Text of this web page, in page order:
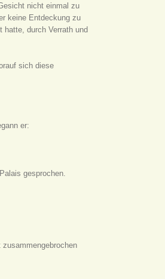
nicht einmal zu
keine Entdeckung zu
durch Verrath und
sich diese
er:
gesprochen.